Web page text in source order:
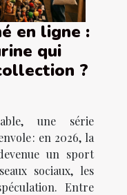
en ligne :
qui
?
une série
: en 2026, la
un sport
sociaux, les
Entre